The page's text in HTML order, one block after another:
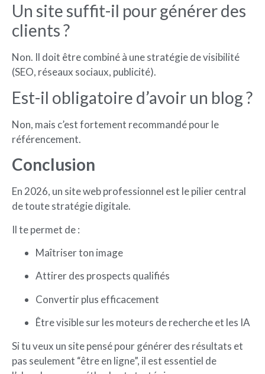
Un site suffit-il pour générer des
clients ?
Non. Il doit être combiné à une stratégie de visibilité
(SEO, réseaux sociaux, publicité).
Est-il obligatoire d’avoir un blog ?
Non, mais c’est fortement recommandé pour le
référencement.
Conclusion
En 2026, un site web professionnel est le pilier central
de toute stratégie digitale.
Il te permet de :
Maîtriser ton image
Attirer des prospects qualifiés
Convertir plus efficacement
Être visible sur les moteurs de recherche et les IA
Si tu veux un site pensé pour générer des résultats et
pas seulement “être en ligne”, il est essentiel de